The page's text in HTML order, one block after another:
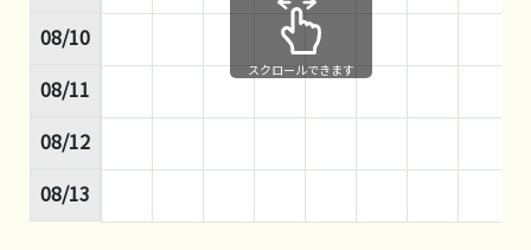
08/10
08/11
08/12
08/13
スクロールできます